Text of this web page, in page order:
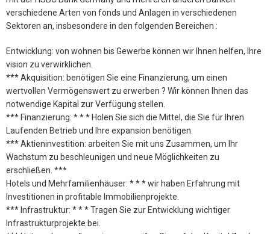
verschiedene Arten von fonds und Anlagen in verschiedenen
Sektoren an, insbesondere in den folgenden Bereichen :
Entwicklung: von wohnen bis Gewerbe können wir Ihnen helfen, Ihre
vision zu verwirklichen.
*** Akquisition: benötigen Sie eine Finanzierung, um einen
wertvollen Vermögenswert zu erwerben ? Wir können Ihnen das
notwendige Kapital zur Verfügung stellen.
*** Finanzierung: * * * Holen Sie sich die Mittel, die Sie für Ihren
Laufenden Betrieb und Ihre expansion benötigen.
*** Aktieninvestition: arbeiten Sie mit uns Zusammen, um Ihr
Wachstum zu beschleunigen und neue Möglichkeiten zu
erschließen. ***
Hotels und Mehrfamilienhäuser: * * * wir haben Erfahrung mit
Investitionen in profitable Immobilienprojekte.
*** Infrastruktur: * * * Tragen Sie zur Entwicklung wichtiger
Infrastrukturprojekte bei.